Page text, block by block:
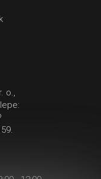
o.,